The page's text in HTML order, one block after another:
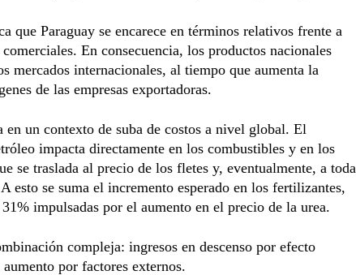
que Paraguay se encarece en términos relativos frente a
En consecuencia, los productos nacionales
mercados internacionales, al tiempo que aumenta la
de las empresas exportadoras.
en un contexto de suba de costos a nivel global. El
impacta directamente en los combustibles y en los
se traslada al precio de los fletes y, eventualmente, a toda
esto se suma el incremento esperado en los fertilizantes,
impulsadas por el aumento en el precio de la urea.
compleja: ingresos en descenso por efecto
por factores externos.